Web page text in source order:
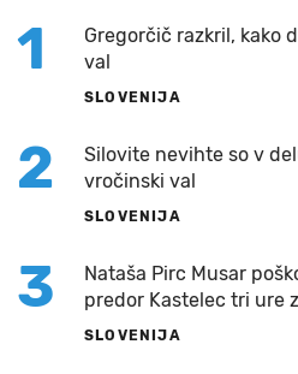
1
Gregorčič razkril, kako
val
SLOVENIJA
2
Silovite nevihte so v
vročinski val
SLOVENIJA
3
Nataša Pirc Musar
predor Kastelec tri ure
SLOVENIJA